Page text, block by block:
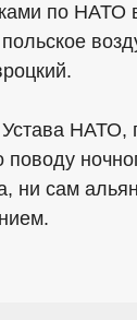
по НАТО
поводу
ни сам